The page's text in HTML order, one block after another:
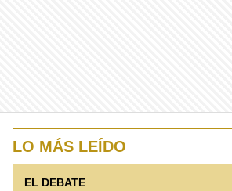
LO MÁS LEÍDO
EL DEBATE